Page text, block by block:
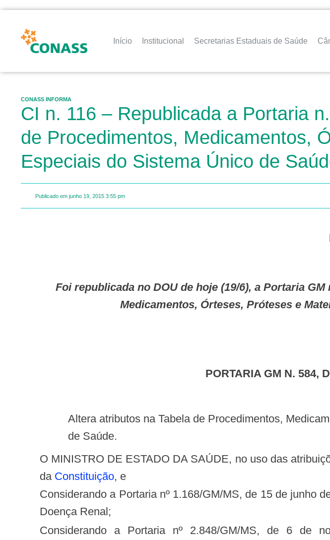
Início Institucional Secretarias Estaduais de Saúde
CONASS INFORMA
CI n. 116 – Republicada a Portaria
de Procedimentos, Medicamentos,
Especiais do Sistema Único de
Publicado em junho 19, 2015 3:55 pm
Foi republicada no DOU de hoje (19/6), a Portaria GM n. 584 que altera atributos na Tabela de Procedimentos,
Medicamentos, Órteses, Próteses e
PORTARIA GM N. 584,
Altera atributos na Tabela de Procedimentos, Medicamentos, Órteses, Próteses e Materiais Especiais do Sistema Único
de Saúde.
O MINISTRO DE ESTADO DA SAÚDE, no uso das
da Constituição, e
Considerando a Portaria nº 1.168/GM/MS, de 15 de junho de 2004, que institui a Política Nacional de Atenção ao Portador de
Doença Renal;
Considerando a Portaria nº 2.848/GM/MS, de 6 de novembro de 2007, que pública a Tabela de Procedimentos,